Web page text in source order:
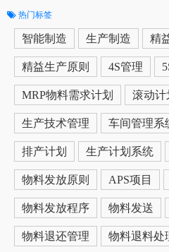
热门标签
智能制造 生产制造 精
精益生产原则 4S管理
MRP物料需求计划 滚动计
生产技术管理 车间管理系
排产计划 生产计划系统
物料发放原则 APS项目
物料发放程序 物料发送
物料退还管理 物料退料处